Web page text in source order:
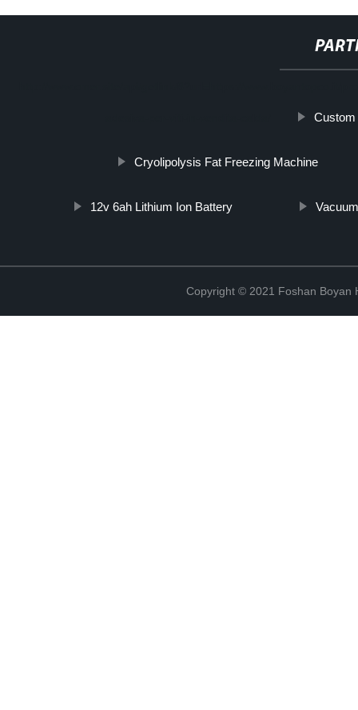
Cryolipolysis Fat Freezing Machine
12v 6ah Lithium Ion Battery
Copyright © 2021 Foshan Boyan